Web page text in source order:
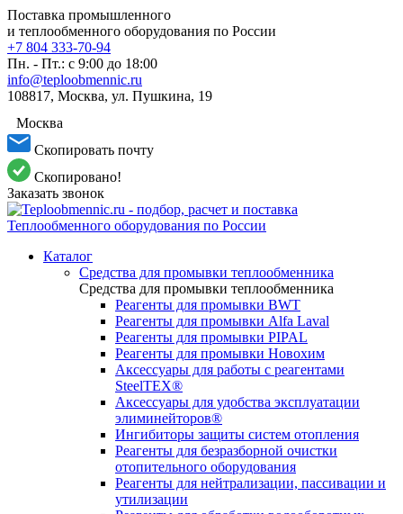
Поставка промышленного
и теплообменного оборудования по России
+7 804 333-70-94
Пн. - Пт.: с 9:00 до 18:00
info@teploobmennic.ru
108817, Москва, ул. Пушкина, 19
Москва
Скопировать почту
Скопировано!
Заказать звонок
Каталог
Средства для промывки теплообменника
Средства для промывки теплообменника
Реагенты для промывки BWT
Реагенты для промывки Alfa Laval
Реагенты для промывки PIPAL
Реагенты для промывки Новохим
Аксессуары для работы с реагентами
SteelTEX®
Аксессуары для удобства эксплуатации
элиминейторов®
Ингибиторы защиты систем отопления
Реагенты для безразборной очистки
отопительного оборудования
Реагенты для нейтрализации, пассивации и
утилизации